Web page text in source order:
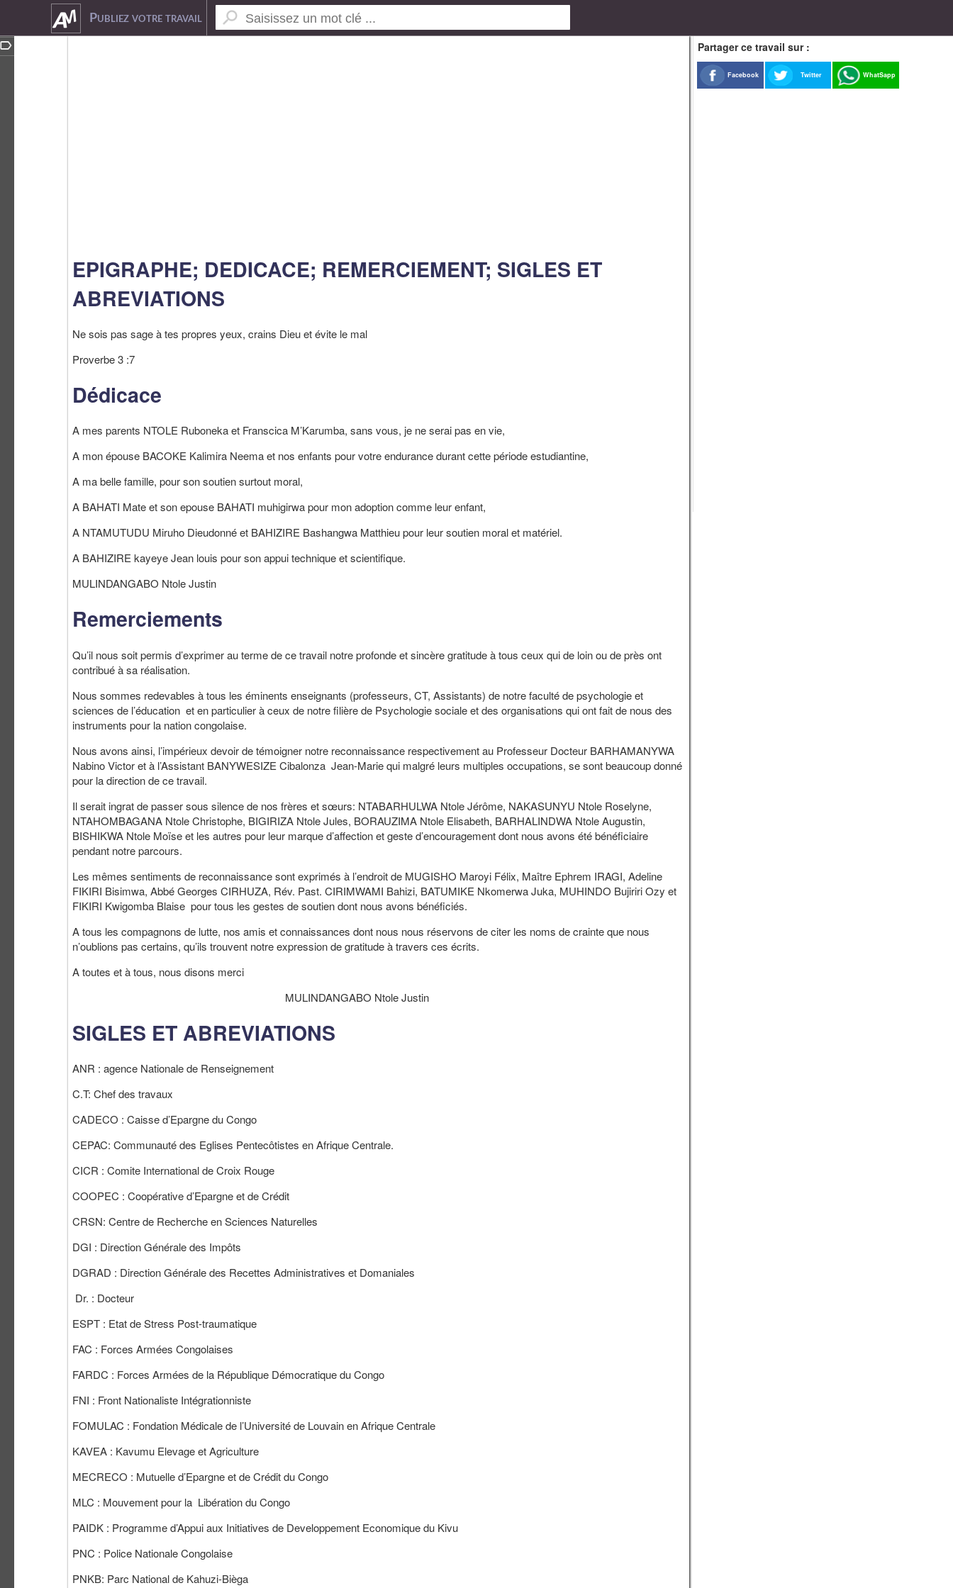
Publiez votre travail
EPIGRAPHE; DEDICACE; REMERCIEMENT; SIGLES ET
ABREVIATIONS
Ne sois pas sage à tes propres yeux, crains Dieu et évite le mal
Proverbe 3 :7
Dédicace
A mes parents NTOLE Ruboneka et Franscica M’Karumba, sans vous, je ne serai pas en vie,
A mon épouse BACOKE Kalimira Neema et nos enfants pour votre endurance durant cette période estudiantine,
A ma belle famille, pour son soutien surtout moral,
A BAHATI Mate et son epouse BAHATI muhigirwa pour mon adoption comme leur enfant,
A NTAMUTUDU Miruho Dieudonné et BAHIZIRE Bashangwa Matthieu pour leur soutien moral et matériel.
A BAHIZIRE kayeye Jean louis pour son appui technique et scientifique.
MULINDANGABO Ntole Justin
Remerciements
Qu’il nous soit permis d’exprimer au terme de ce travail notre profonde et sincère gratitude à tous ceux qui de loin ou de près ont
contribué à sa réalisation.
Nous sommes redevables à tous les éminents enseignants (professeurs, CT, Assistants) de notre faculté de psychologie et
sciences de l’éducation et en particulier à ceux de notre filière de Psychologie sociale et des organisations qui ont fait de nous des
instruments pour la nation congolaise.
Nous avons ainsi, l’impérieux devoir de témoigner notre reconnaissance respectivement au Professeur Docteur BARHAMANYWA
Nabino Victor et à l’Assistant BANYWESIZE Cibalonza Jean-Marie qui malgré leurs multiples occupations, se sont beaucoup donné
pour la direction de ce travail.
Il serait ingrat de passer sous silence de nos frères et sœurs: NTABARHULWA Ntole Jérôme, NAKASUNYU Ntole Roselyne,
NTAHOMBAGANA Ntole Christophe, BIGIRIZA Ntole Jules, BORAUZIMA Ntole Elisabeth, BARHALINDWA Ntole Augustin,
BISHIKWA Ntole Moïse et les autres pour leur marque d’affection et geste d’encouragement dont nous avons été bénéficiaire
pendant notre parcours.
Les mêmes sentiments de reconnaissance sont exprimés à l’endroit de MUGISHO Maroyi Félix, Maître Ephrem IRAGI, Adeline
FIKIRI Bisimwa, Abbé Georges CIRHUZA, Rév. Past. CIRIMWAMI Bahizi, BATUMIKE Nkomerwa Juka, MUHINDO Bujiriri Ozy et
FIKIRI Kwigomba Blaise pour tous les gestes de soutien dont nous avons bénéficiés.
A tous les compagnons de lutte, nos amis et connaissances dont nous nous réservons de citer les noms de crainte que nous
n’oublions pas certains, qu’ils trouvent notre expression de gratitude à travers ces écrits.
A toutes et à tous, nous disons merci
MULINDANGABO Ntole Justin
SIGLES ET ABREVIATIONS
ANR : agence Nationale de Renseignement
C.T: Chef des travaux
CADECO : Caisse d’Epargne du Congo
CEPAC: Communauté des Eglises Pentecôtistes en Afrique Centrale.
CICR : Comite International de Croix Rouge
COOPEC : Coopérative d’Epargne et de Crédit
CRSN: Centre de Recherche en Sciences Naturelles
DGI : Direction Générale des Impôts
DGRAD : Direction Générale des Recettes Administratives et Domaniales
Dr. : Docteur
ESPT : Etat de Stress Post-traumatique
FAC : Forces Armées Congolaises
FARDC : Forces Armées de la République Démocratique du Congo
FNI : Front Nationaliste Intégrationniste
FOMULAC : Fondation Médicale de l’Université de Louvain en Afrique Centrale
KAVEA : Kavumu Elevage et Agriculture
MECRECO : Mutuelle d’Epargne et de Crédit du Congo
MLC : Mouvement pour la Libération du Congo
PAIDK : Programme d’Appui aux Initiatives de Developpement Economique du Kivu
PNC : Police Nationale Congolaise
PNKB: Parc National de Kahuzi-Bièga
Partager ce travail sur :
Facebook Twitter WhatSapp